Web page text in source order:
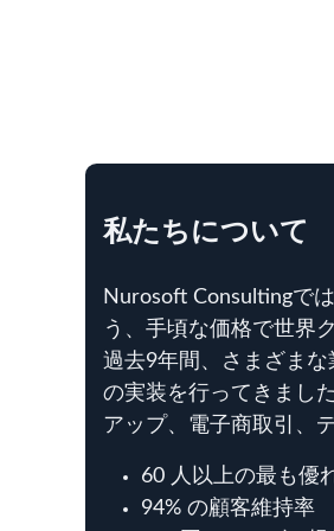
私たちについて
Nurosoft Consultingで
う、手頃な価格で世界
過去9年間、さまざま
の実装を行ってきまし
アップ、電子商取引、
60 人以上の最も優
94% の顧客維持率